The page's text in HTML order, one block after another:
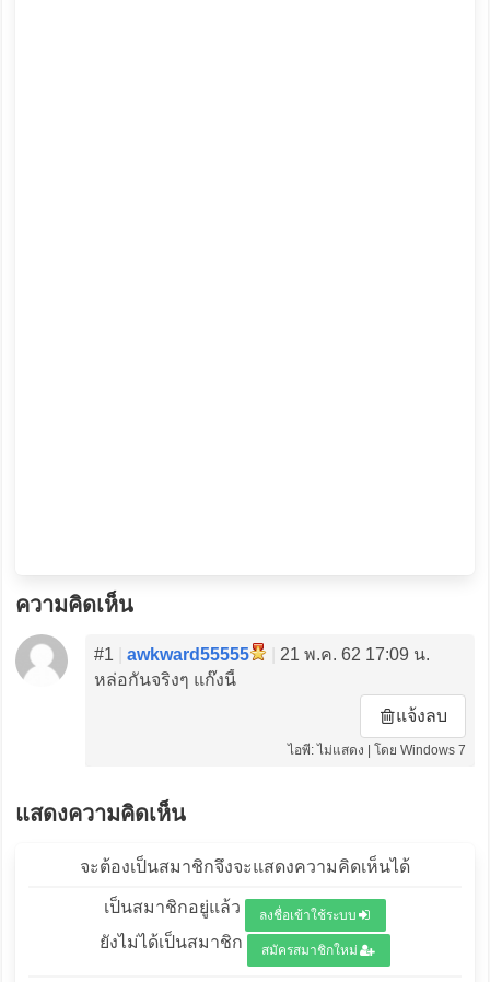
ความคิดเห็น
#1 awkward55555
21 พ.ค. 62 17:09 น.
หล่อกันจริงๆ แก๊งนี้
แจ้งลบ
ไอพี: ไม่แสดง | โดย Windows 7
แสดงความคิดเห็น
จะต้องเป็นสมาชิกจึงจะแสดงความคิดเห็นได้
เป็นสมาชิกอยู่แล้ว ลงชื่อเข้าใช้ระบบ
ยังไม่ได้เป็นสมาชิก สมัครสมาชิกใหม่